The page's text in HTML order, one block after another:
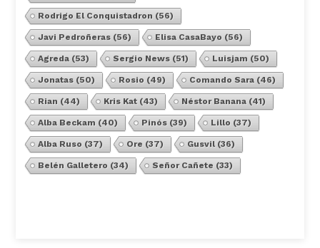
Rodrigo El Conquistadron (56)
Javi Pedroñeras(56) Elisa CasaBayo (56)
Agreda(53) Sergio News(51) Luisjam (50)
Jonatas(50) Rosio (49) Comando Sara(46)
Rian (44) Kris Kat(43) Néstor Banana(41)
Alba Beckam (40) Pinós(39) Lillo (37)
Alba Ruso (37) Ore (37) Gusvil(36)
Belén Galletero (34) Señor Cañete (33)